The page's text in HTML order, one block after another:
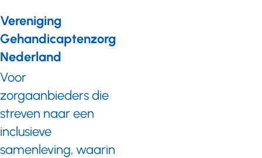
Vereniging
Gehandicaptenzorg
Nederland
Voor
zorgaanbieders die
streven naar een
inclusieve
samenleving, waarin